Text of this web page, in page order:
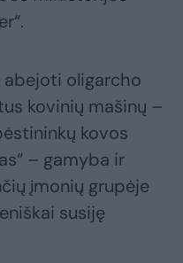
oligarcho
kovinių mašinų –
kovos
– gamyba ir
įmonių grupėje
susiję